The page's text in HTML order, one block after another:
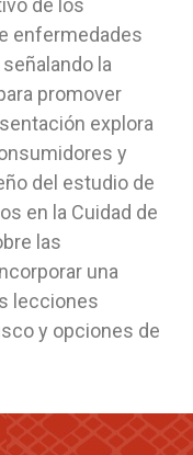
de los
enfermedades
la
promover
explora
y
del estudio de
en la Cuidad de
las
ncorporar una
lecciones
y opciones de